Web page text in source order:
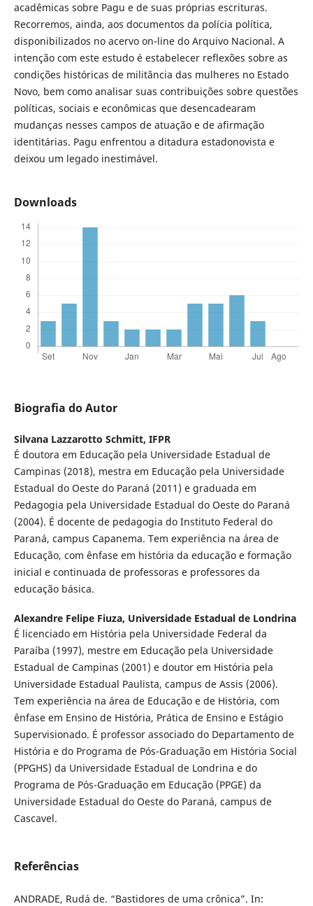
acadêmicas sobre Pagu e de suas próprias escrituras.
Recorremos, ainda, aos documentos da polícia política,
disponibilizados no acervo on-line do Arquivo Nacional. A
intenção com este estudo é estabelecer reflexões sobre as
condições históricas de militância das mulheres no Estado
Novo, bem como analisar suas contribuições sobre questões
políticas, sociais e econômicas que desencadearam
mudanças nesses campos de atuação e de afirmação
identitárias. Pagu enfrentou a ditadura estadonovista e
deixou um legado inestimável.
Downloads
Biografia do Autor
Silvana Lazzarotto Schmitt, IFPR
É doutora em Educação pela Universidade Estadual de
Campinas (2018), mestra em Educação pela Universidade
Estadual do Oeste do Paraná (2011) e graduada em
Pedagogia pela Universidade Estadual do Oeste do Paraná
(2004). É docente de pedagogia do Instituto Federal do
Paraná, campus Capanema. Tem experiência na área de
Educação, com ênfase em história da educação e formação
inicial e continuada de professoras e professores da
educação básica.
Alexandre Felipe Fiuza, Universidade Estadual de Londrina
É licenciado em História pela Universidade Federal da
Paraíba (1997), mestre em Educação pela Universidade
Estadual de Campinas (2001) e doutor em História pela
Universidade Estadual Paulista, campus de Assis (2006).
Tem experiência na área de Educação e de História, com
ênfase em Ensino de História, Prática de Ensino e Estágio
Supervisionado. É professor associado do Departamento de
História e do Programa de Pós-Graduação em História Social
(PPGHS) da Universidade Estadual de Londrina e do
Programa de Pós-Graduação em Educação (PPGE) da
Universidade Estadual do Oeste do Paraná, campus de
Cascavel.
Referências
ANDRADE, Rudá de. “Bastidores de uma crônica”. In: